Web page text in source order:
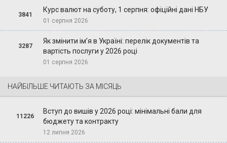
3841
Курс валют на суботу, 1 серпня: офіційні дані НБУ
01 серпня 2026
3287
Як змінити ім’я в Україні: перелік документів та
вартість послуги у 2026 році
01 серпня 2026
НАЙБІЛЬШЕ ЧИТАЮТЬ ЗА МІСЯЦЬ
11226
Вступ до вишів у 2026 році: мінімальні бали для
бюджету та контракту
12 липня 2026